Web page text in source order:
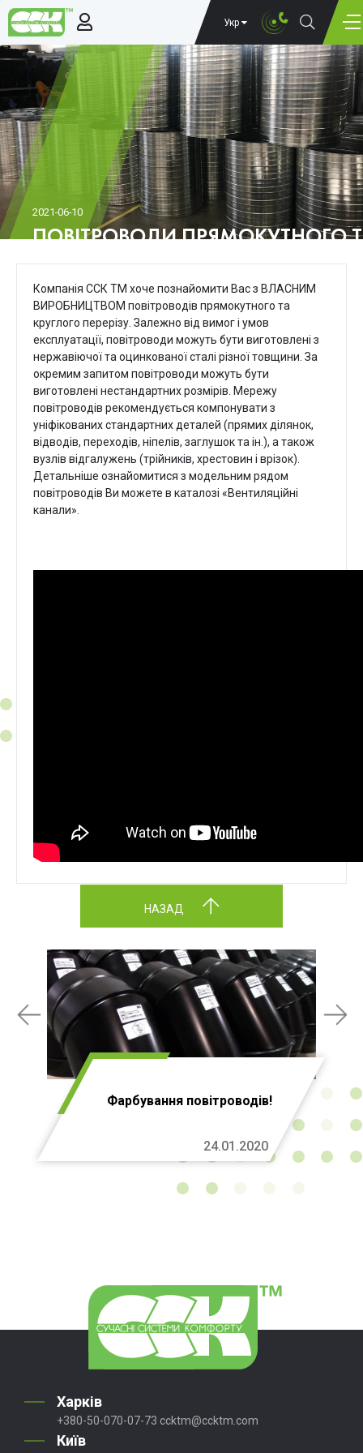
Укр
2021-06-10
ПОВІТРОВОДИ ПРЯМОКУТНОГО
Компанія ССК ТМ хоче познайомити Вас з ВЛАСНИМ
ВИРОБНИЦТВОМ повітроводів прямокутного та
круглого перерізу. Залежно від вимог і умов
експлуатації, повітроводи можуть бути виготовлені з
нержавіючої та оцинкованої сталі різної товщини. За
окремим запитом повітроводи можуть бути
виготовлені нестандартних розмірів. Мережу
повітроводів рекомендується компонувати з
уніфікованих стандартних деталей (прямих ділянок,
відводів, переходів, ніпелів, заглушок та ін.), а також
вузлів відгалужень (трійників, хрестовин і врізок).
Детальніше ознайомитися з модельним рядом
повітроводів Ви можете в каталозі «Вентиляційні
канали».
НАЗАД
Фарбування повітроводів!
24.01.2020
Харків
+380-50-070-07-73 ccktm@ccktm.com
Київ